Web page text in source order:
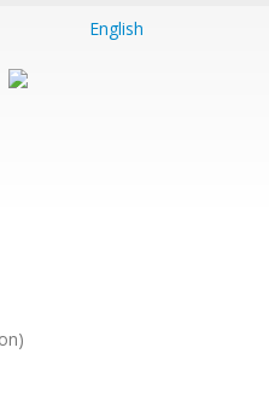
English